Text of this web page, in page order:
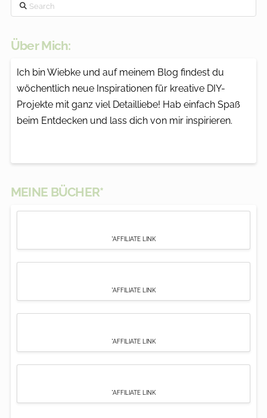
Über Mich:
Ich bin Wiebke und auf meinem Blog findest du
wöchentlich neue Inspirationen für kreative DIY-
Projekte mit ganz viel Detailliebe! Hab einfach Spaß
beim Entdecken und lass dich von mir inspirieren.
MEINE BÜCHER*
*AFFILIATE LINK
*AFFILIATE LINK
*AFFILIATE LINK
*AFFILIATE LINK